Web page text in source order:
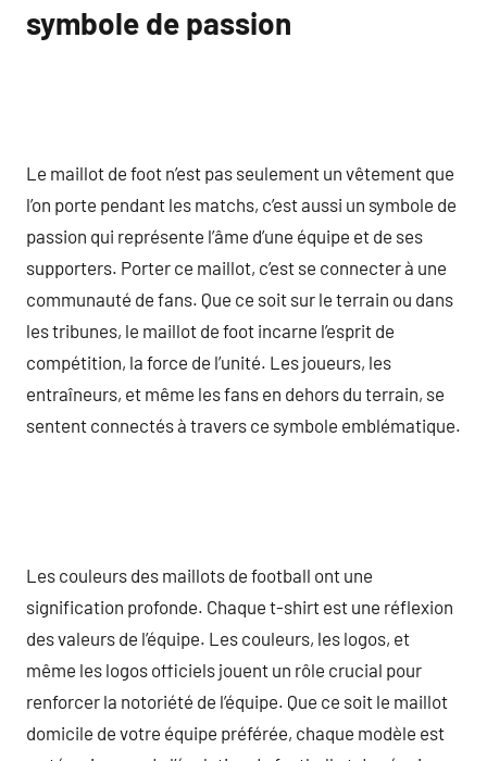
symbole de passion
Le maillot de foot n’est pas seulement un vêtement que
l’on porte pendant les matchs, c’est aussi un symbole de
passion qui représente l’âme d’une équipe et de ses
supporters. Porter ce maillot, c’est se connecter à une
communauté de fans. Que ce soit sur le terrain ou dans
les tribunes, le maillot de foot incarne l’esprit de
compétition, la force de l’unité. Les joueurs, les
entraîneurs, et même les fans en dehors du terrain, se
sentent connectés à travers ce symbole emblématique.
Les couleurs des maillots de football ont une
signification profonde. Chaque t-shirt est une réflexion
des valeurs de l’équipe. Les couleurs, les logos, et
même les logos officiels jouent un rôle crucial pour
renforcer la notoriété de l’équipe. Que ce soit le maillot
domicile de votre équipe préférée, chaque modèle est